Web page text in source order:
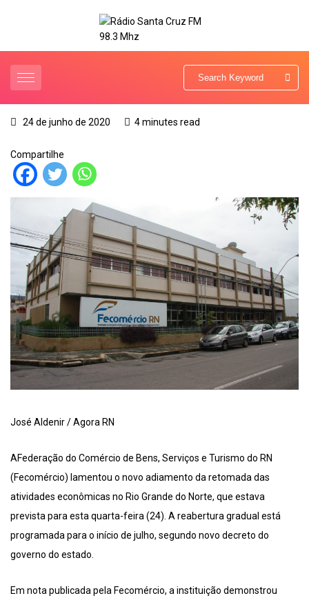
24 de junho de 2020 4 minutes read
Compartilhe
José Aldenir / Agora RN
AFederação do Comércio de Bens, Serviços e Turismo do RN
(Fecomércio) lamentou o novo adiamento da retomada das
atividades econômicas no Rio Grande do Norte, que estava
prevista para esta quarta-feira (24). A reabertura gradual está
programada para o início de julho, segundo novo decreto do
governo do estado.
Em nota publicada pela Fecomércio, a instituição demonstrou